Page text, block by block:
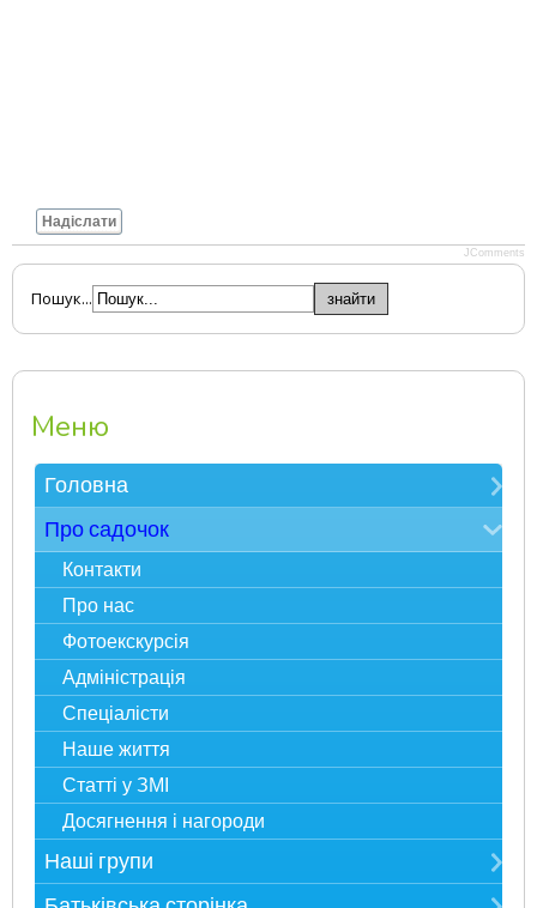
Надіслати
JComments
Пошук...
Меню
Головна
Зверніть увагу
Електронна реєстрація в ЗДО
Карта сайту
Про садочок
Контакти
Про нас
Фотоекскурсія
Адміністрація
Спеціалісти
Наше життя
Статті у ЗМІ
Досягнення і нагороди
Наші групи
Мудрійки